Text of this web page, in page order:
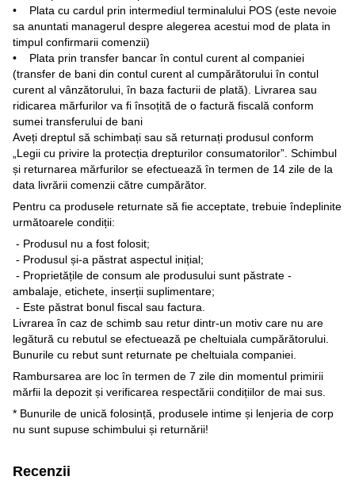
• Plata cu cardul prin intermediul terminalului POS (este nevoie
sa anuntati managerul despre alegerea acestui mod de plata in
timpul confirmarii comenzii)
• Plata prin transfer bancar în contul curent al companiei
(transfer de bani din contul curent al cumpărătorului în contul
curent al vânzătorului, în baza facturii de plată). Livrarea sau
ridicarea mărfurilor va fi însoțită de o factură fiscală conform
sumei transferului de bani
Aveți dreptul să schimbați sau să returnați produsul conform
„Legii cu privire la protecția drepturilor consumatorilor”. Schimbul
și returnarea mărfurilor se efectuează în termen de 14 zile de la
data livrării comenzii către cumpărător.
Pentru ca produsele returnate să fie acceptate, trebuie îndeplinite
următoarele condiții:
- Produsul nu a fost folosit;
- Produsul și-a păstrat aspectul inițial;
- Proprietățile de consum ale produsului sunt păstrate -
ambalaje, etichete, inserții suplimentare;
- Este păstrat bonul fiscal sau factura.
Livrarea în caz de schimb sau retur dintr-un motiv care nu are
legătură cu rebutul se efectuează pe cheltuiala cumpărătorului.
Bunurile cu rebut sunt returnate pe cheltuiala companiei.
Rambursarea are loc în termen de 7 zile din momentul primirii
mărfii la depozit și verificarea respectării condițiilor de mai sus.
* Bunurile de unică folosință, produsele intime și lenjeria de corp
nu sunt supuse schimbului și returnării!
Recenzii